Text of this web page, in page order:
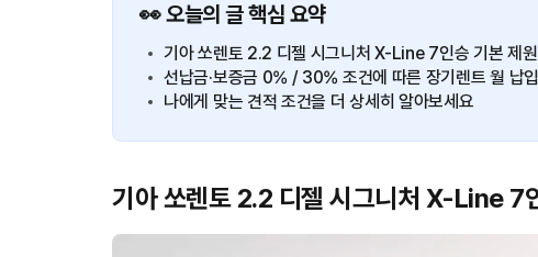
👀 오늘의 글 핵심 요약
기아 쏘렌토 2.2 디젤 시그니처 X-Line 7인승 기본 제
선납금·보증금 0% / 30% 조건에 따른 장기렌트 월 납
나에게 맞는 견적 조건을 더 상세히 알아보세요
기아 쏘렌토 2.2 디젤 시그니처 X-Line 7